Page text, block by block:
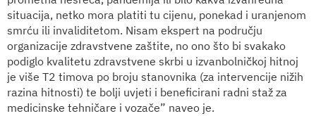
situacija, netko mora platiti tu cijenu, ponekad i uranjenom
smrću ili invaliditetom. Nisam ekspert na području
organizacije zdravstvene zaštite, no ono što bi svakako
podiglo kvalitetu zdravstvene skrbi u izvanbolničkoj hitnoj
je više T2 timova po broju stanovnika (za intervencije nižih
razina hitnosti) te bolji uvjeti i beneficirani radni staž za
medicinske tehničare i vozače” naveo je.